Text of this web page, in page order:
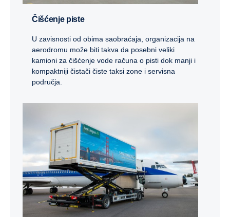
Čišćenje piste
U zavisnosti od obima saobraćaja, organizacija na
aerodromu može biti takva da posebni veliki
kamioni za čišćenje vode računa o pisti dok manji i
kompaktniji čistači čiste taksi zone i servisna
područja.